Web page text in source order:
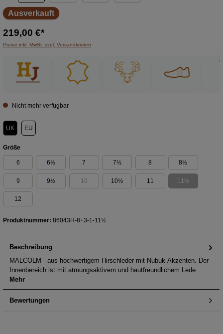
Ausverkauft
219,00 €*
Preise inkl. MwSt. zzgl. Versandkosten
Nicht mehr verfügbar
UK EU
Größeauswählen
6 6½ 7 7½ 8 8½
9 9½ 10(Diese Option ist zurzeit nicht verfügbar.)
10½ 11 11½
(Diese Option
12
Produktnummer: 86043H-8+3-1-11½
Beschreibung
MALCOLM - aus hochwertigem Hirschleder mit Nubuk-Akzenten. Der
Innenbereich ist mit atmungsaktivem und hautfreundlichem Lede…
Mehr
Bewertungen